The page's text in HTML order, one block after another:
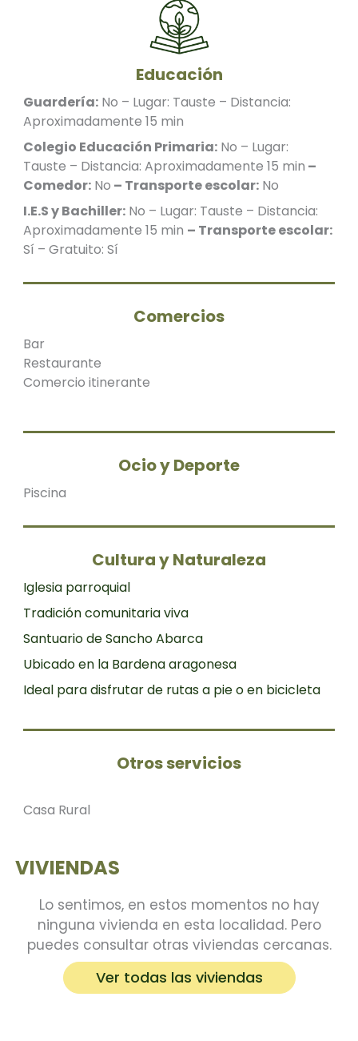
Educación
Guardería: No – Lugar: Tauste – Distancia:
Aproximadamente 15 min
Colegio Educación Primaria: No – Lugar:
Tauste – Distancia: Aproximadamente 15 min –
Comedor: No – Transporte escolar: No
I.E.S y Bachiller: No – Lugar: Tauste – Distancia:
Aproximadamente 15 min – Transporte escolar:
Sí – Gratuito: Sí
Comercios
Bar
Restaurante
Comercio itinerante
Ocio y Deporte
Piscina
Cultura y Naturaleza
Iglesia parroquial
Tradición comunitaria viva
Santuario de Sancho Abarca
Ubicado en la Bardena aragonesa
Ideal para disfrutar de rutas a pie o en bicicleta
Otros servicios
Casa Rural
VIVIENDAS
Lo sentimos, en estos momentos no hay
ninguna vivienda en esta localidad. Pero
puedes consultar otras viviendas cercanas.
Ver todas las viviendas